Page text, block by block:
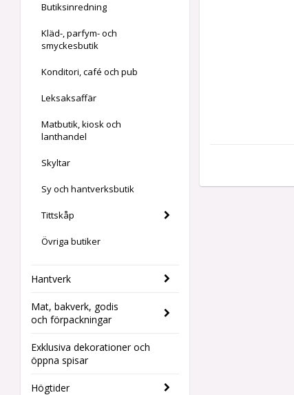
Butiksinredning
Kläd-, parfym- och
smyckesbutik
Konditori, café och pub
Leksaksaffär
Matbutik, kiosk och
lanthandel
Skyltar
Sy och hantverksbutik
Tittskåp
Övriga butiker
Hantverk
Mat, bakverk, godis
och förpackningar
Exklusiva dekorationer och
öppna spisar
Högtider